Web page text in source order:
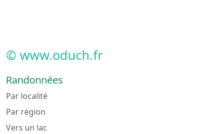
© www.oduch.fr
Randonnées
Par localité
Par région
Vers un lac